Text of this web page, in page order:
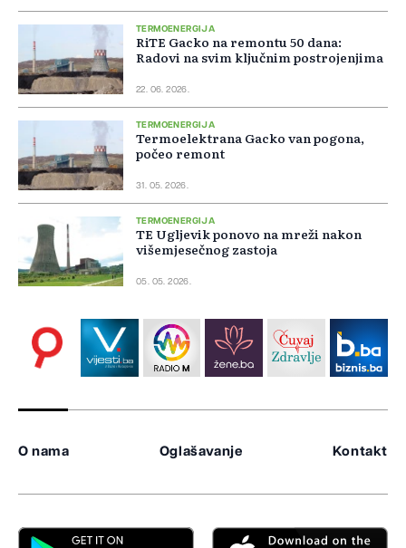
TERMOENERGIJA
RiTE Gacko na remontu 50 dana:
Radovi na svim ključnim postrojenjima
22. 06. 2026.
TERMOENERGIJA
Termoelektrana Gacko van pogona,
počeo remont
31. 05. 2026.
TERMOENERGIJA
TE Ugljevik ponovo na mreži nakon
višemjesečnog zastoja
05. 05. 2026.
O nama Oglašavanje Kontakt